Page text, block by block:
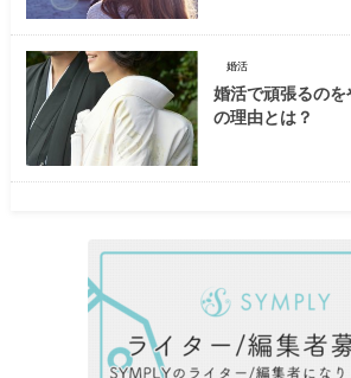
婚活
婚活で頑張るの
の理由とは？